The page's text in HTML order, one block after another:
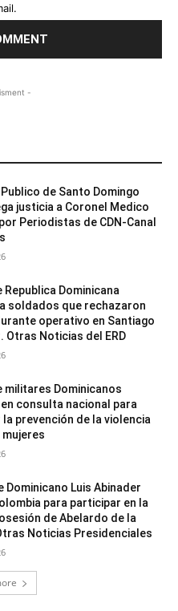
-
de Santo Domingo
justicia a Coronel Medico
Periodistas de CDN-Canal
Republica Dominicana
soldados que rechazaron
operativo en Santiago
Otras Noticias del ERD
militares Dominicanos
consulta nacional para
prevención de la violencia
Dominicano Luis Abinader
para participar en la
de Abelardo de la
Noticias Presidenciales